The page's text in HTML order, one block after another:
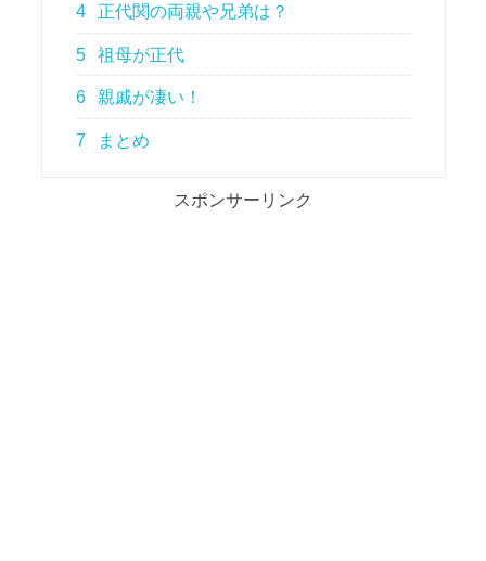
4 正代関の両親や兄弟は？
5 祖母が正代
6 親戚が凄い！
7 まとめ
スポンサーリンク